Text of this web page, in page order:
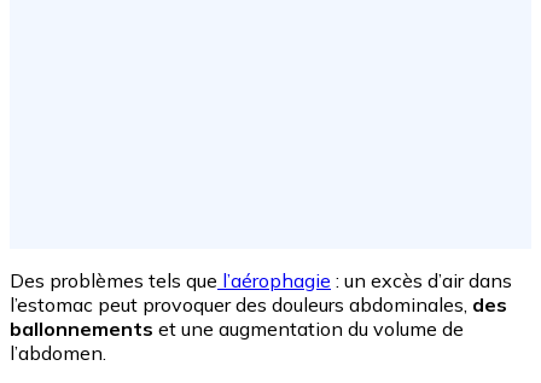
Des problèmes tels que l’aérophagie : un excès d’air dans
l’estomac peut provoquer des douleurs abdominales, des
ballonnements et une augmentation du volume de
l’abdomen.